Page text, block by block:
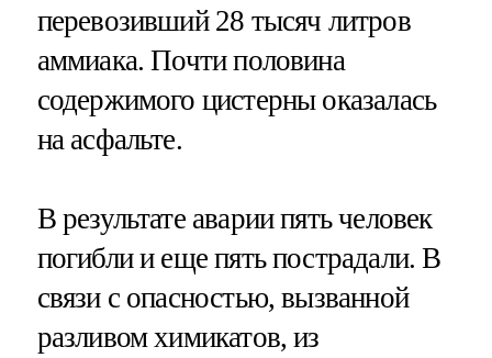
перевозивший 28 тысяч литров
аммиака. Почти половина
содержимого цистерны оказалась
на асфальте.
В результате аварии пять человек
погибли и еще пять пострадали. В
связи с опасностью, вызванной
разливом химикатов, из